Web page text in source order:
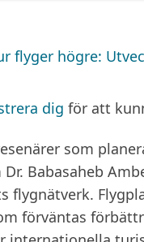
flyger högre:
dig för att
som
Babasaheb
flygnätverk.
förväntas